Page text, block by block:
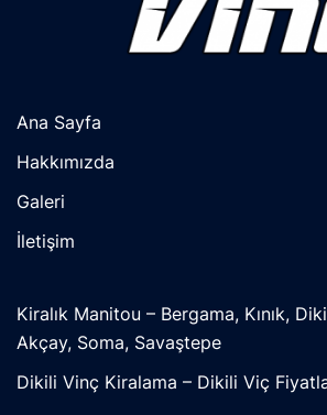
Ana Sayfa
Hakkımızda
Galeri
İletişim
Kiralık Manitou – Bergama, Kınık,
Akçay, Soma, Savaştepe
Dikili Vinç Kiralama – Dikili Viç